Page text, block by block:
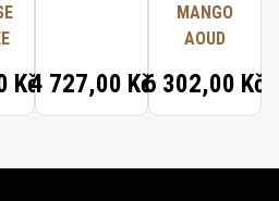
Kč4 727,00 Kč
MANGO
AOUD
6 302,00 Kč